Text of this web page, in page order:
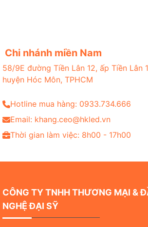
Chi nhánh miền Nam
58/9E đường Tiền Lân 12, ấp Tiền Lân
huyện Hóc Môn, TPHCM
Hotline mua hàng: 0933.734.666
Email: khang.ceo@hkled.vn
Thời gian làm việc: 8h00 - 17h00
CÔNG TY TNHH THƯƠNG MẠI &
NGHỆ ĐẠI SỸ